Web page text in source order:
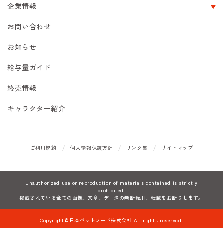
企業情報
お問い合わせ
お知らせ
給与量ガイド
終売情報
キャラクター紹介
ご利用規約 個人情報保護方針 リンク集 サイトマップ
Unauthorized use or reproduction of materials contained is strictly
prohibited.
掲載されている全ての画像、文章、データの無断転用、転載をお断りします。
Copyright©日本ペットフード株式会社.All rights reserved.